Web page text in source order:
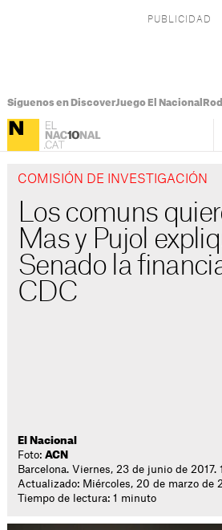
Síguenos en DiscoverJuego El Nacional
COMISIÓN DE INVESTIGACIÓN
Los comuns
Mas y Pujol
Senado la
CDC
El Nacional
Foto:ACN
Barcelona. Viernes, 23 de junio de 2017.
Actualizado: Miércoles, 20 de marzo de
Tiempo de lectura: 1 minuto